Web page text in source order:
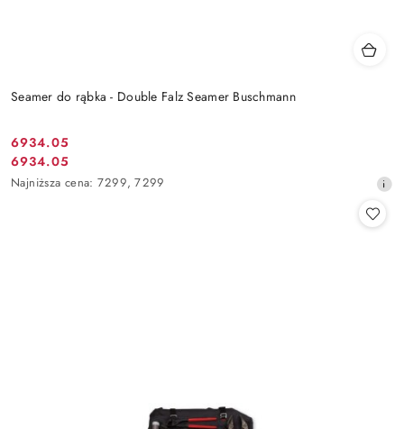
Seamer do rąbka - Double Falz Seamer Buschmann
Cena
promocyjna:
6934.05
Cena
promocyjna:
6934.05
Najniższa
Najniższa cena: 7299, 7299